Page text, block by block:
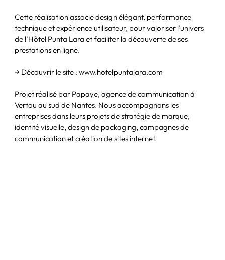
Cette réalisation associe design élégant, performance
technique et expérience utilisateur, pour valoriser l’univers
de l’Hôtel Punta Lara et faciliter la découverte de ses
prestations en ligne.
→ Découvrir le site : www.hotelpuntalara.com
Projet réalisé par Papaye, agence de communication à
Vertou au sud de Nantes. Nous accompagnons les
entreprises dans leurs projets de stratégie de marque,
identité visuelle, design de packaging, campagnes de
communication et création de sites internet.